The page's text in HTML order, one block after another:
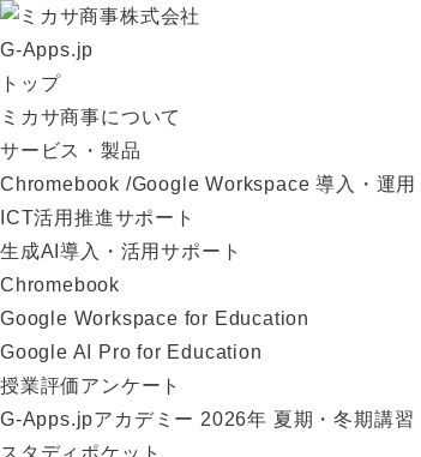
G-Apps.jp
トップ
ミカサ商事について
サービス・製品
Chromebook /Google Workspace 導入・運用
ICT活用推進サポート
生成AI導入・活用サポート
Chromebook
Google Workspace for Education
Google AI Pro for Education
授業評価アンケート
G-Apps.jpアカデミー 2026年 夏期・冬期講習
スタディポケット